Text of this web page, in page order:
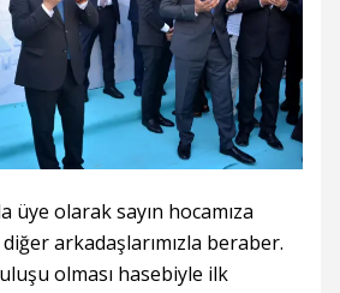
üye olarak sayın hocamıza
arkadaşlarımızla beraber.
olması hasebiyle ilk